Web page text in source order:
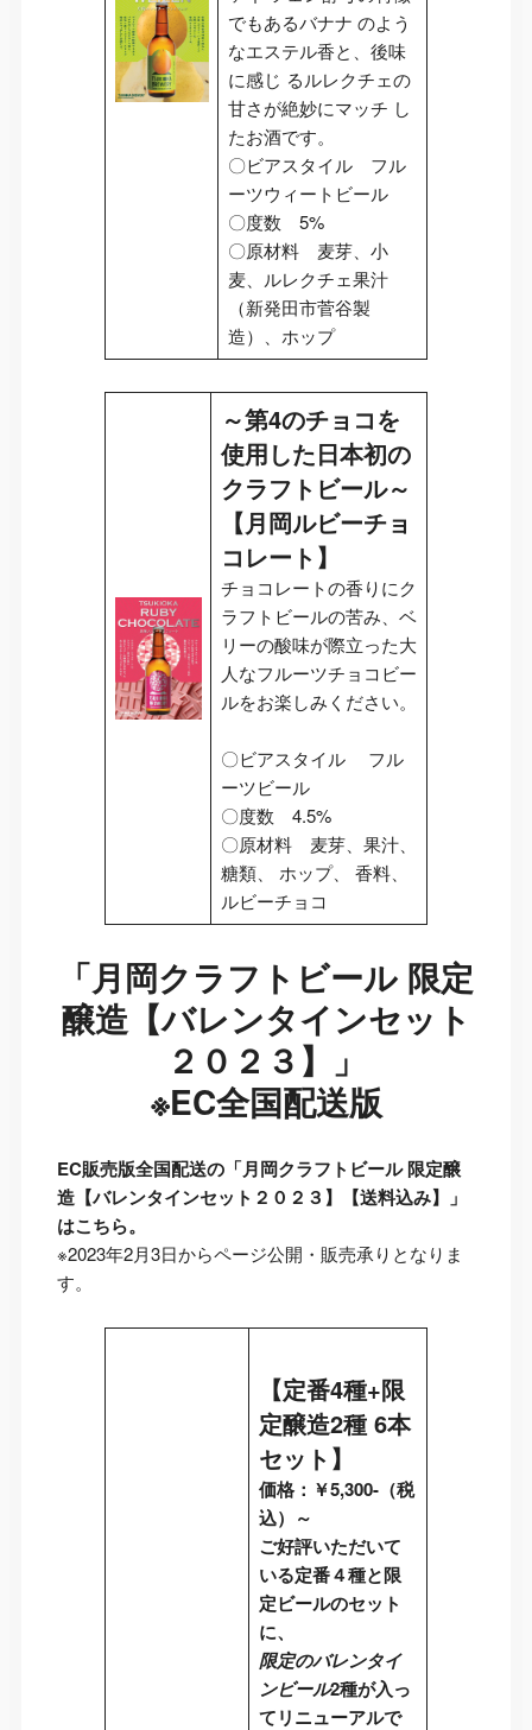
でもあるバナナ のよう
なエステル香と、後味
に感じ るルレクチェの
甘さが絶妙にマッチ し
たお酒です。
〇ビアスタイル フル
ーツウィートビール
〇度数 5%
〇原材料 麦芽、小
麦、ルレクチェ果汁
（新発田市菅谷製
造）、ホップ
～第4のチョコを
使用した日本初の
クラフトビール～
【月岡ルビーチョ
コレート】
チョコレートの香りにク
ラフトビールの苦み、ベ
リーの酸味が際立った大
人なフルーツチョコビー
ルをお楽しみください。
〇ビアスタイル フル
ーツビール
〇度数 4.5%
〇原材料 麦芽、果汁、
糖類、 ホップ、 香料、
ルビーチョコ
「月岡クラフトビール 限定
醸造【バレンタインセット
２０２３】
」
※EC全国配送版
EC販売版全国配送の「月岡クラフトビール 限定醸
造【バレンタインセット２０２３】【送料込み】」
はこちら。
※2023年2月3日からページ公開・販売承りとなりま
す。
【定番4種+限
定醸造2種 6本
セット 】
価格：￥5,300-（税
込）～
ご好評いただいて
いる定番４種と限
定ビールのセット
に、
限定のバレンタイ
ンビール2種が入っ
てリニューアルで